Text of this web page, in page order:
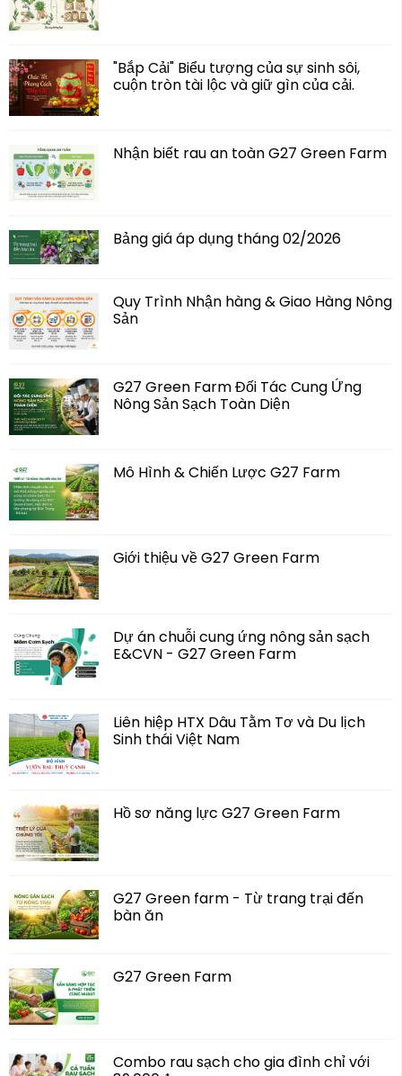
"Bắp Cải" Biểu tượng của sự sinh sôi,
cuộn tròn tài lộc và giữ gìn của cải.
Nhận biết rau an toàn G27 Green Farm
Bảng giá áp dụng tháng 02/2026
Quy Trình Nhận hàng & Giao Hàng Nông
Sản
G27 Green Farm Đối Tác Cung Ứng
Nông Sản Sạch Toàn Diện
Mô Hình & Chiến Lược G27 Farm
Giới thiệu về G27 Green Farm
Dự án chuỗi cung ứng nông sản sạch
E&CVN - G27 Green Farm
Liên hiệp HTX Dâu Tằm Tơ và Du lịch
Sinh thái Việt Nam
Hồ sơ năng lực G27 Green Farm
G27 Green farm - Từ trang trại đến
bàn ăn
G27 Green Farm
Combo rau sạch cho gia đình chỉ với